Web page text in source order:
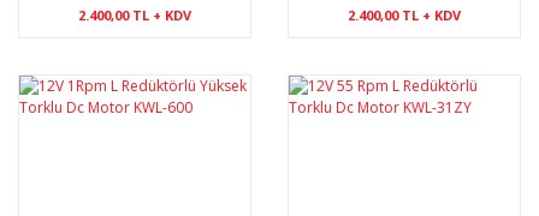
2.400,00 TL + KDV 2.400,00 TL + KDV